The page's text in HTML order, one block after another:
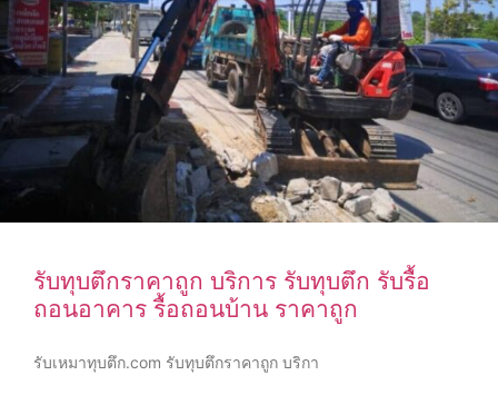
รับทุบตึกราคาถูก บริการ รับทุบตึก รับรื้อ
ถอนอาคาร รื้อถอนบ้าน ราคาถูก
รับเหมาทุบตึก.com รับทุบตึกราคาถูก บริกา